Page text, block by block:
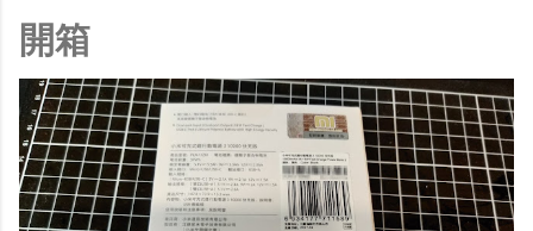
開箱